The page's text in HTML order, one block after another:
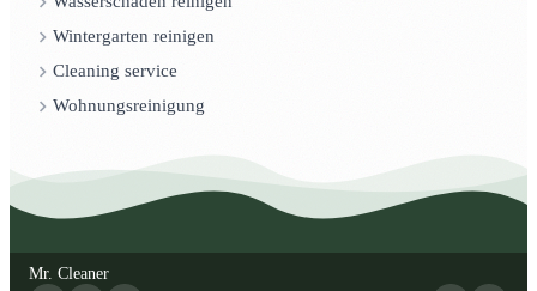
Wintergarten reinigen
Cleaning service
Wohnungsreinigung
Mr. Cleaner